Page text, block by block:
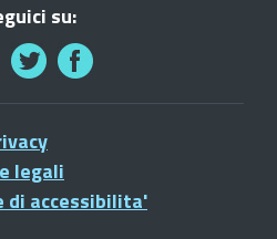
su:
legali
di accessibilita'